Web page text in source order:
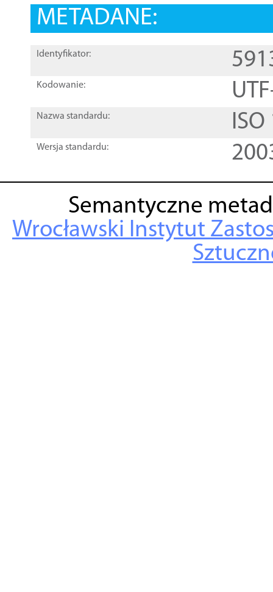
METADANE:
Identyfikator:
Kodowanie:
Nazwa standardu:
Wersja standardu:
Semantyczne
Wrocławski Instytut